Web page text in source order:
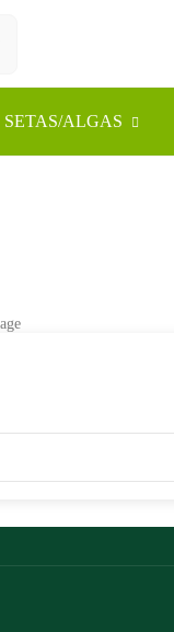
SETAS/ALGAS